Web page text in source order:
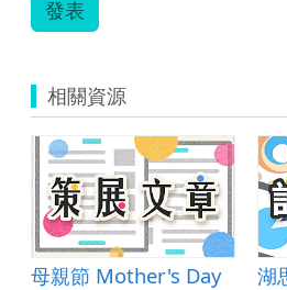
發表
相關資源
母親節 Mother's Day